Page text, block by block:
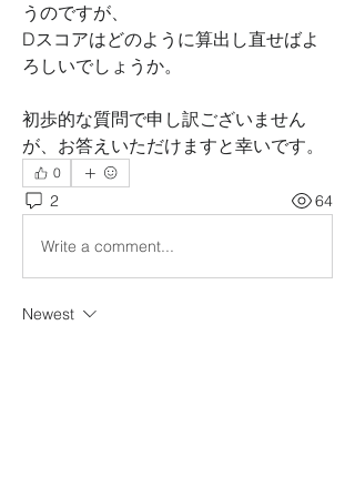
うのですが、
Dスコアはどのように算出し直せばよ
ろしいでしょうか。
初歩的な質問で申し訳ございません
が、お答えいただけますと幸いです。
0
2 64
Write a comment...
Newest